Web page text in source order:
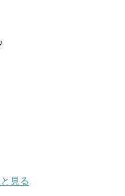
見る